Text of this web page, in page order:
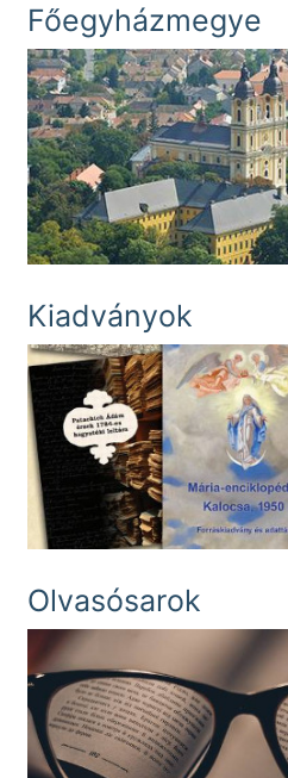
Főegyházmegye
Kiadványok
Olvasósarok